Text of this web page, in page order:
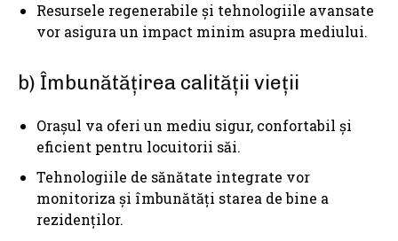
Resursele regenerabile și tehnologiile avansate
vor asigura un impact minim asupra mediului.
b) Îmbunătățirea calității vieții
Orașul va oferi un mediu sigur, confortabil și
eficient pentru locuitorii săi.
Tehnologiile de sănătate integrate vor
monitoriza și îmbunătăți starea de bine a
rezidenților.